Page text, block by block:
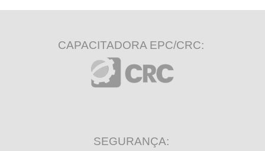
CAPACITADORA EPC/CRC:
SEGURANÇA: